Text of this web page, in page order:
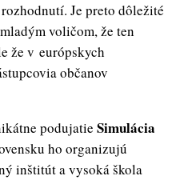
Je preto dôležité
voličom, že ten
že v európskych
občanov
podujatie Simulácia
ho organizujú
inštitút a vysoká škola